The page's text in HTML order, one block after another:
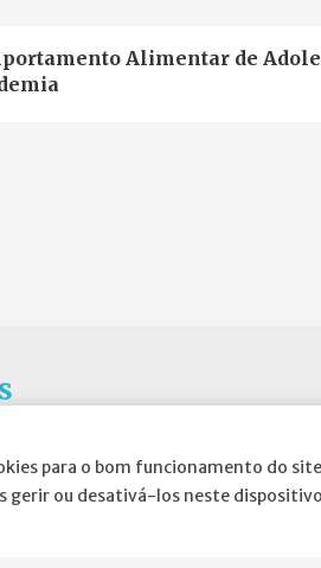
para o bom funcionamento do
gerir ou desativá-los neste
Alimentar de